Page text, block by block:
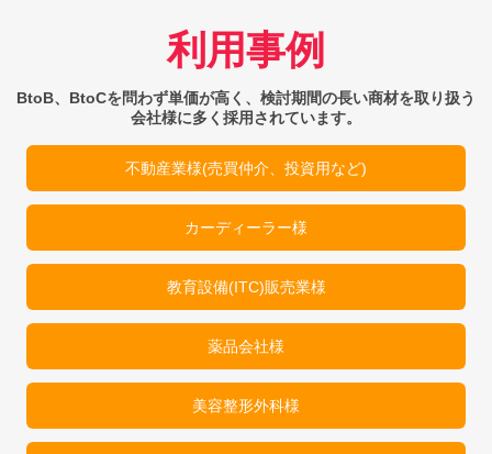
利用事例
BtoB、BtoCを問わず単価が高く、検討期間の長い商材を取り扱う
会社様に多く採用されています。
不動産業様(売買仲介、投資用など)
カーディーラー様
教育設備(ITC)販売業様
薬品会社様
美容整形外科様